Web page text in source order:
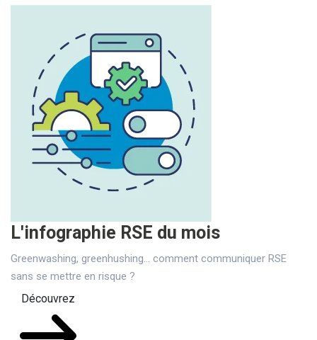
L'infographie RSE du mois
Greenwashing, greenhushing… comment communiquer RSE
sans se mettre en risque ?
Découvrez